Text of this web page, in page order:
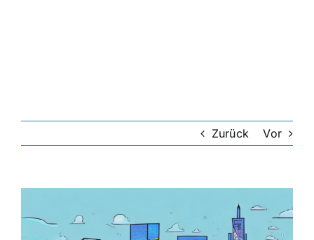
Lebensversicherung
Zurück Vor
grösseres